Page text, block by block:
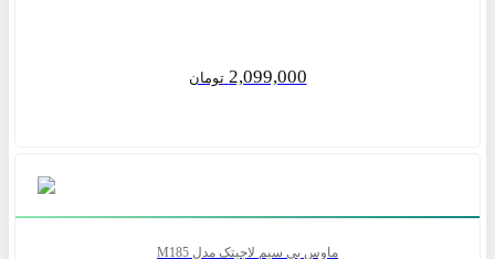
2,099,000 تومان
ماوس بی سیم لاجیتک مدل M185